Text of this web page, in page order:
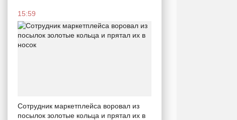
15:59
Сотрудник маркетплейса воровал из
посылок золотые кольца и прятал их в